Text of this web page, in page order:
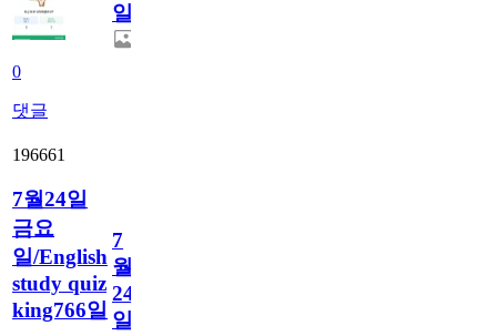
0
댓글
일
196661
7월24일
금요
일/English
study quiz
king766일
7
월
24
일